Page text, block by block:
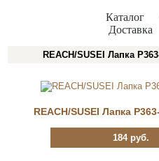
Каталог
Доставка
REACH/SUSEI Лапка
REACH/SUSEI Лапка
184 руб.